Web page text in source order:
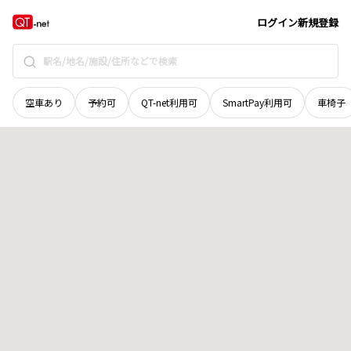
ログイン新規登録
空車あり 予約可 QT-net利用可 SmartPay利用可 車椅子
石川県